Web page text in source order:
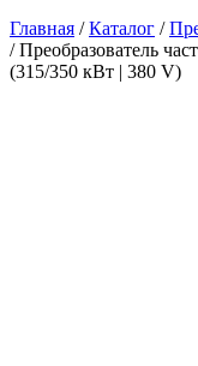
Главная /Каталог /
/Преобразователь
(315/350 кВт | 380 V)